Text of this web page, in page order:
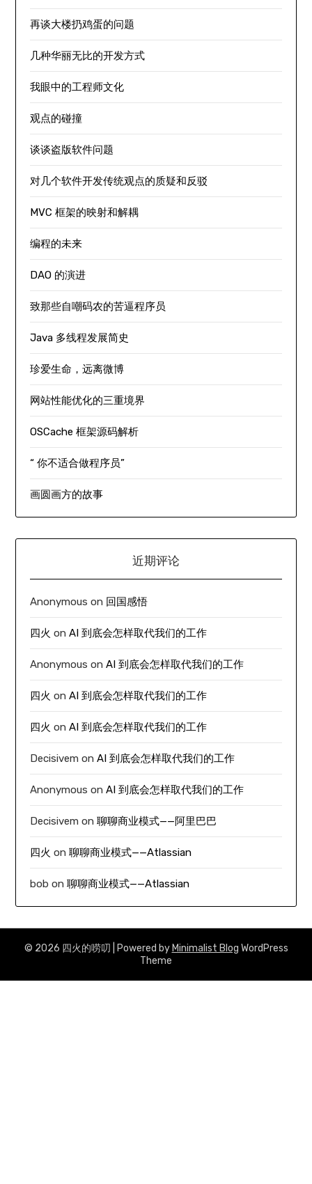
再谈大楼扔鸡蛋的问题
几种华丽无比的开发方式
我眼中的工程师文化
观点的碰撞
谈谈盗版软件问题
对几个软件开发传统观点的质疑和反驳
MVC 框架的映射和解耦
编程的未来
DAO 的演进
致那些自嘲码农的苦逼程序员
Java 多线程发展简史
珍爱生命，远离微博
网站性能优化的三重境界
OSCache 框架源码解析
“ 你不适合做程序员”
画圆画方的故事
近期评论
Anonymous on 回国感悟
四火 onAI 到底会怎样取代我们的工作
Anonymous onAI 到底会怎样取代我们的工作
四火 onAI 到底会怎样取代我们的工作
四火 onAI 到底会怎样取代我们的工作
Decisivem onAI 到底会怎样取代我们的工作
Anonymous onAI 到底会怎样取代我们的工作
Decisivem on聊聊商业模式——阿里巴巴
四火 on聊聊商业模式——Atlassian
bob on聊聊商业模式——Atlassian
© 2026 四火的唠叨 | Powered by Minimalist Blog WordPress
Theme